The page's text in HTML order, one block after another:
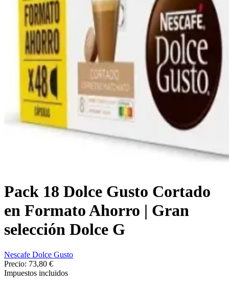
Pack 18 Dolce Gusto Cortado
en Formato Ahorro | Gran
selección Dolce G
Nescafe Dolce Gusto
Precio: 73,80 €
Impuestos incluidos